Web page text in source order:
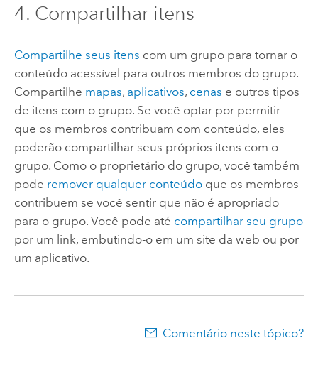
4. Compartilhar itens
Compartilhe seus itens com um grupo para tornar o
conteúdo acessível para outros membros do grupo.
Compartilhe mapas, aplicativos, cenas e outros tipos
de itens com o grupo.Se você optar por permitir
que os membros contribuam com conteúdo, eles
poderão compartilhar seus próprios itens com o
grupo. Como o proprietário do grupo, você também
pode remover qualquer conteúdoque os membros
contribuem se você sentir que não é apropriado
para o grupo. Você pode até compartilhar seu grupo
por um link, embutindo-o em um site da web ou por
um aplicativo.
Comentário neste tópico?